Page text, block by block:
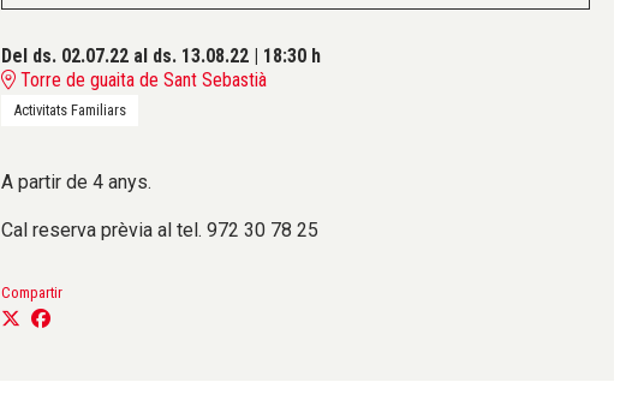
Del ds. 02.07.22 al ds. 13.08.22 | 18:30 h
Torre de guaita de Sant Sebastià
Activitats Familiars
A partir de 4 anys.
Cal reserva prèvia al tel. 972 30 78 25
Compartir